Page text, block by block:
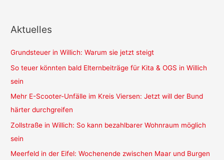
Aktuelles
Grundsteuer in Willich: Warum sie jetzt steigt
So teuer könnten bald Elternbeiträge für Kita & OGS in Willich
sein
Mehr E-Scooter-Unfälle im Kreis Viersen: Jetzt will der Bund
härter durchgreifen
Zollstraße in Willich: So kann bezahlbarer Wohnraum möglich
sein
Meerfeld in der Eifel: Wochenende zwischen Maar und Burgen